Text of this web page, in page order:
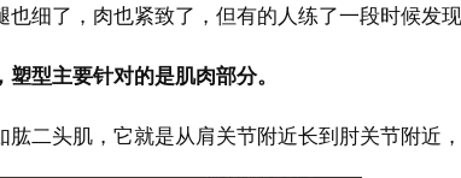
细了，肉也紧致了，但有的人练了一段时候发
型主要针对的是肌肉部分。
二头肌，它就是从肩关节附近长到肘关节附近，